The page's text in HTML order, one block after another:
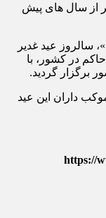
از سال های پیش
سالروز عید غدیر
در کشور، با
برگزار گردید.
داران این عید
https://